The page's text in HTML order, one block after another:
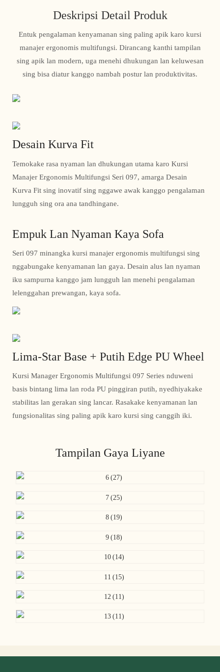
Deskripsi Detail Produk
Entuk pengalaman kenyamanan sing paling apik karo kursi
manajer ergonomis multifungsi. Dirancang kanthi tampilan
sing apik lan modern, uga menehi dhukungan lan keluwesan
sing bisa diatur kanggo nambah postur lan produktivitas.
Desain Kurva Fit
Temokake rasa nyaman lan dhukungan utama karo Kursi
Manajer Ergonomis Multifungsi Seri 097, amarga Desain
Kurva Fit sing inovatif sing nggawe awak kanggo pengalaman
lungguh sing ora ana tandhingane.
Empuk Lan Nyaman Kaya Sofa
Seri 097 minangka kursi manajer ergonomis multifungsi sing
nggabungake kenyamanan lan gaya. Desain alus lan nyaman
iku sampurna kanggo jam lungguh lan menehi pengalaman
lelenggahan prewangan, kaya sofa.
Lima-Star Base + Putih Edge PU Wheel
Kursi Manager Ergonomis Multifungsi 097 Series nduweni
basis bintang lima lan roda PU pinggiran putih, nyedhiyakake
stabilitas lan gerakan sing lancar. Rasakake kenyamanan lan
fungsionalitas sing paling apik karo kursi sing canggih iki.
Tampilan Gaya Liyane